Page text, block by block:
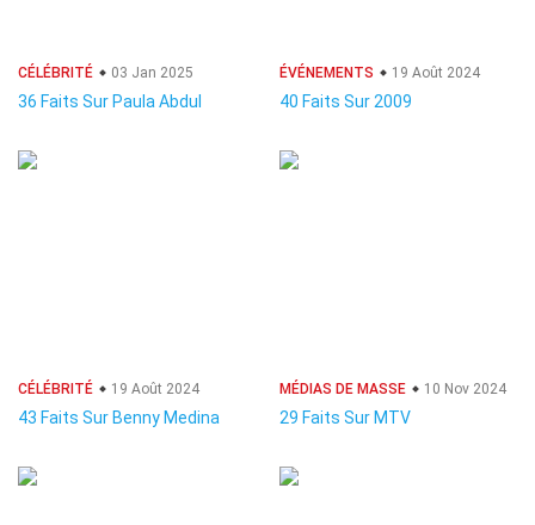
CÉLÉBRITÉ 03 Jan 2025
36 Faits Sur Paula Abdul
ÉVÉNEMENTS 19 Août 2024
40 Faits Sur 2009
CÉLÉBRITÉ 19 Août 2024
43 Faits Sur Benny Medina
MÉDIAS DE MASSE 10 Nov 2024
29 Faits Sur MTV